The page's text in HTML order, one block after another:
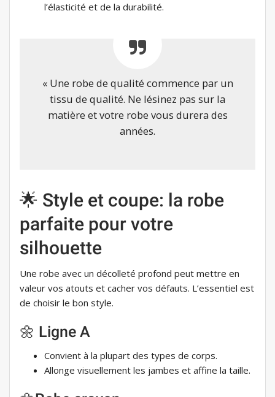
l’élasticité et de la durabilité.
« Une robe de qualité commence par un
tissu de qualité. Ne lésinez pas sur la
matière et votre robe vous durera des
années.
🌟 Style et coupe: la robe
parfaite pour votre
silhouette
Une robe avec un décolleté profond peut mettre en
valeur vos atouts et cacher vos défauts. L’essentiel est
de choisir le bon style.
🌼 Ligne A
Convient à la plupart des types de corps.
Allonge visuellement les jambes et affine la taille.